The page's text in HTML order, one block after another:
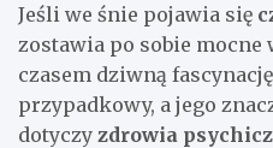
Jeśli we śnie pojawia się
zostawia po sobie mocne
czasem dziwną
przypadkowy, a jego
dotyczy zdrowia